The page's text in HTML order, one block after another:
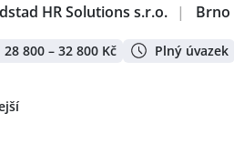
HR Solutions s.r.o. | Brno
28 800 – 32 800 Kč Plný úvazek